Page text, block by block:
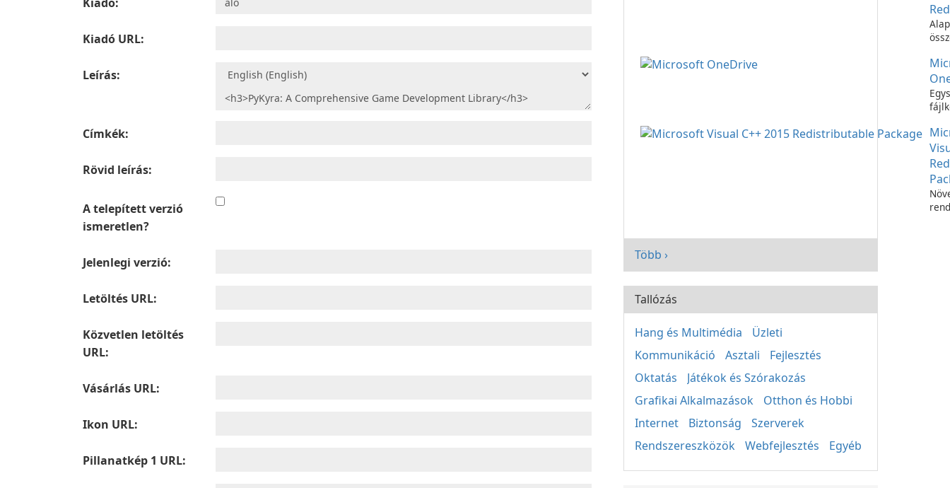
Kiadó URL:
Leírás:
Címkék:
Rövid leírás:
A telepített verzió
ismeretlen?
Jelenlegi verzió:
Letöltés URL:
Közvetlen letöltés
URL:
Vásárlás URL:
Ikon URL:
Pillanatkép 1 URL:
Több ›
Tallózás
Hang és Multimédia
Üzleti
Kommunikáció
Asztali
Fejlesztés
Oktatás
Játékok és Szórakozás
Grafikai Alkalmazások
Otthon és Hobbi
Internet
Biztonság
Szerverek
Rendszereszközök
Webfejlesztés Egyéb